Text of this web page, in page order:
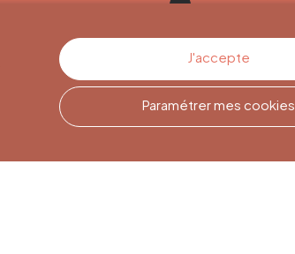
Inscription à la
J'accepte
Paramétrer mes cookies